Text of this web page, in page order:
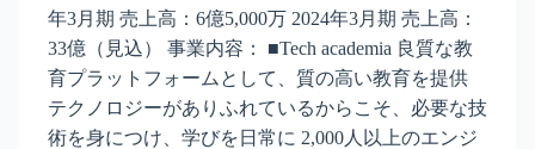
年3月期 売上高：6億5,000万 2024年3月期 売上高：
33億（見込） 事業内容： ■Tech academia 良質な教
育プラットフォームとして、質の高い教育を提供
テクノロジーがありふれているからこそ、必要な技
術を身につけ、学びを日常に 2,000人以上のエンジ